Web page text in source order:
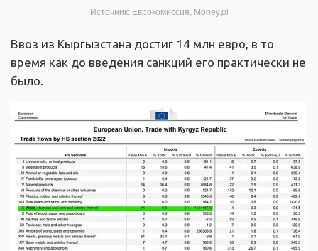
Источник: Еврокомиссия, Money.pl
Ввоз из Кыргызстана достиг 14 млн евро, в то
время как до введения санкций его практически не
было.